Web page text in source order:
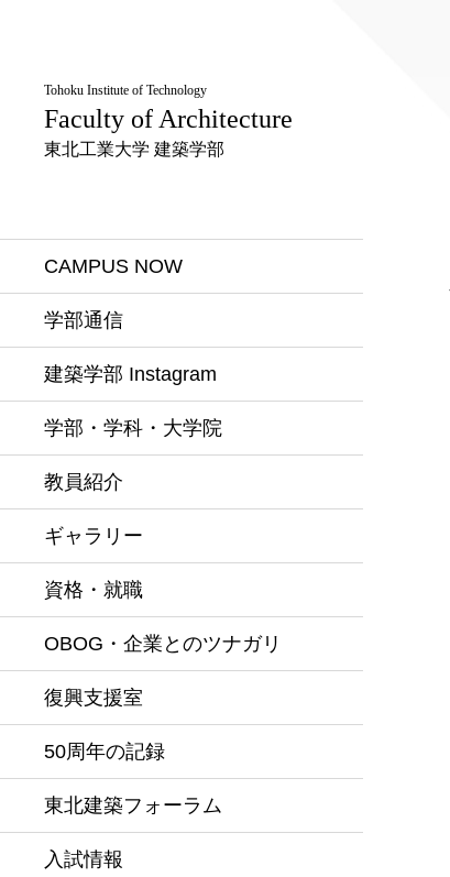
Tohoku Institute of Technology
Faculty of Architecture
東北工業大学 建築学部
CAMPUS NOW
学部通信
建築学部 Instagram
学部・学科・大学院
教員紹介
ギャラリー
資格・就職
OBOG・企業とのツナガリ
復興支援室
50周年の記録
東北建築フォーラム
入試情報